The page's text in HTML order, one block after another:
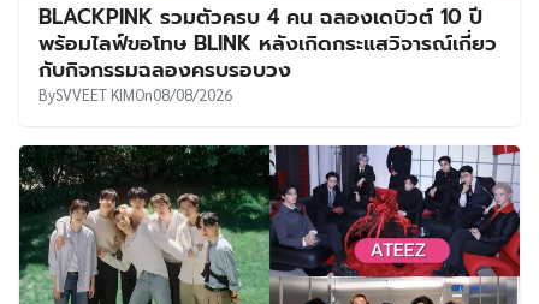
BLACKPINK รวมตัวครบ 4 คน ฉลองเดบิวต์ 10 ปี
พร้อมไลฟ์ขอโทษ BLINK หลังเกิดกระแสวิจารณ์เกี่ยว
กับกิจกรรมฉลองครบรอบวง
BySVVEET KIMOn08/08/2026